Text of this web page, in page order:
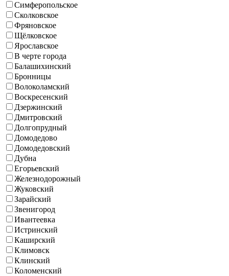
Симферопольское
Сколковское
Фряновское
Щёлковское
Ярославское
B черте города
Балашихинский
Бронницы
Волоколамский
Воскресенский
Дзержинский
Дмитровский
Долгопрудный
Домодедово
Домодедовский
Дубна
Егорьевский
Железнодорожный
Жуковский
Зарайский
Звенигород
Ивантеевка
Истринский
Каширский
Климовск
Клинский
Коломенский